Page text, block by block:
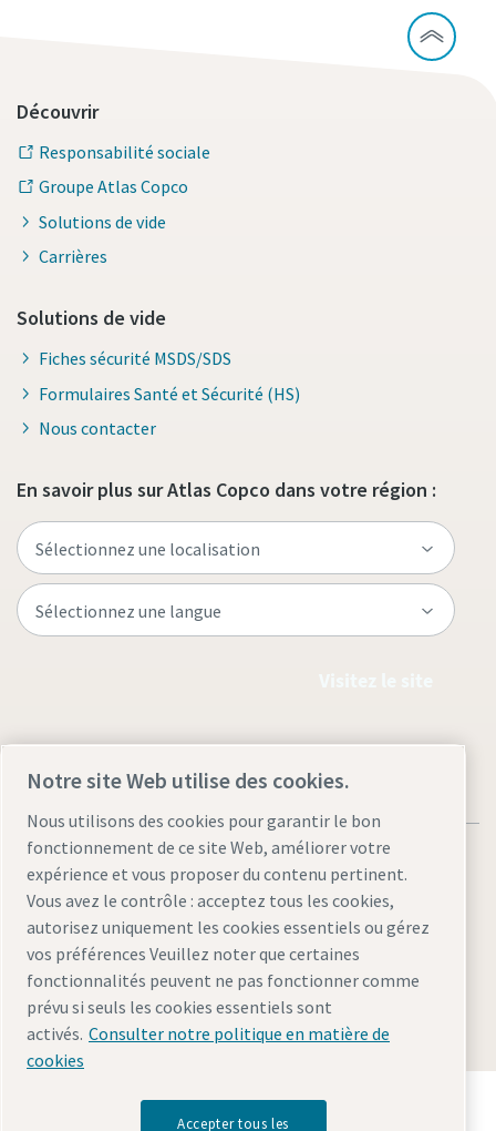
Découvrir
Responsabilité sociale
Groupe Atlas Copco
Solutions de vide
Carrières
Solutions de vide
Fiches sécurité MSDS/SDS
Formulaires Santé et Sécurité (HS)
Nous contacter
En savoir plus sur Atlas Copco dans votre région :
Mentions légales et déclaration de confidentialité
Gérer les cookies
Accessibilité Plan du site
© 2026 Atlas Copco AB
Découvrez comment le groupe Atlas Copco met en
œuvre une technologie qui transforme l'avenir.
Notre site Web utilise des cookies.
Nous utilisons des cookies pour garantir le bon
fonctionnement de ce site Web, améliorer votre
expérience et vous proposer du contenu pertinent.
Vous avez le contrôle : acceptez tous les cookies,
autorisez uniquement les cookies essentiels ou gérez
vos préférences Veuillez noter que certaines
fonctionnalités peuvent ne pas fonctionner comme
prévu si seuls les cookies essentiels sont
activés. Consulter notre politique en matière de
cookies
Accepter tous les